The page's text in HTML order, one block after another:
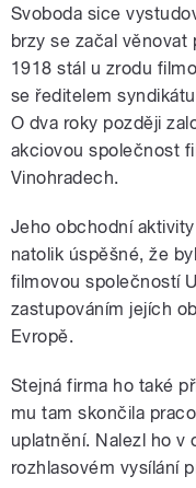
Svoboda sice
brzy se začal věnovat
1918 stál u zrodu
se ředitelem
O dva roky později
akciovou společnost
Vinohradech.
Jeho obchodní
natolik úspěšné, že
filmovou společností
zastupováním jejích
Evropě.
Stejná firma ho také
mu tam skončila
uplatnění. Nalezl ho v
rozhlasovém vysílání